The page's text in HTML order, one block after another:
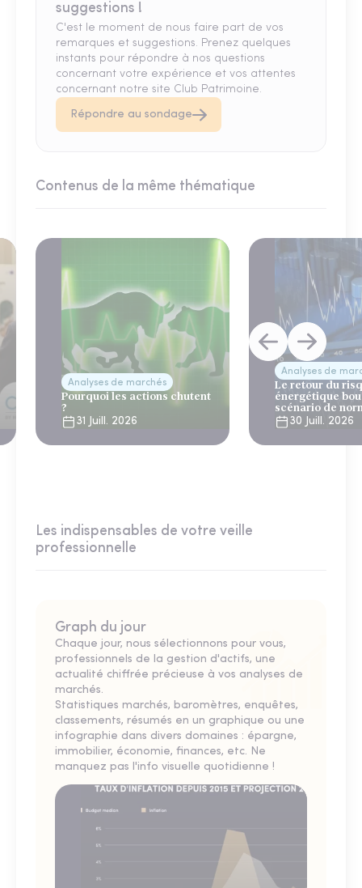
suggestions !
C'est le moment de nous faire part de vos
remarques et suggestions. Prenez quelques
instants pour répondre à nos questions
concernant votre expérience et vos attentes
concernant notre site Club Patrimoine.
Répondre au sondage
Contenus de la même thématique
Analyses de marchés
Pourquoi les actions chutent
?
31 Juill. 2026
Analyses de
Le retour du
énergétique
scénario de
30 Juill. 2026
Les indispensables de votre veille
professionnelle
Graph du jour
Chaque jour, nous sélectionnons pour vous,
professionnels de la gestion d'actifs, une
actualité chiffrée précieuse à vos analyses de
marchés.
Statistiques marchés, baromètres, enquêtes,
classements, résumés en un graphique ou une
infographie dans divers domaines : épargne,
immobilier, économie, finances, etc. Ne
manquez pas l'info visuelle quotidienne !